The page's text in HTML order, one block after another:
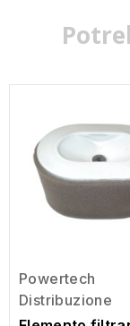
Powertech
Distribuzione